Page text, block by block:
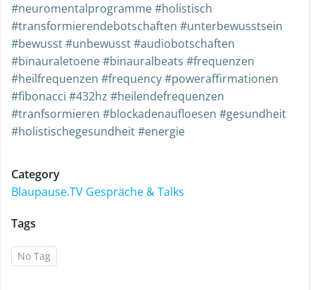
#neuromentalprogramme #holistisch
#transformierendebotschaften #unterbewusstsein
#bewusst #unbewusst #audiobotschaften
#binauraletoene #binauralbeats #frequenzen
#heilfrequenzen #frequency #poweraffirmationen
#fibonacci #432hz #heilendefrequenzen
#tranfsormieren #blockadenaufloesen #gesundheit
#holistischegesundheit #energie
Category
Blaupause.TV Gespräche & Talks
Tags
No Tag